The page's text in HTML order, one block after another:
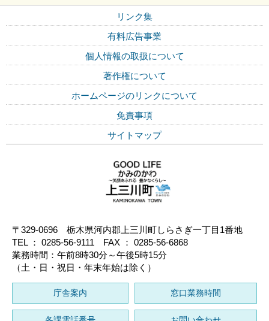
リンク集
有料広告事業
個人情報の取扱について
著作権について
ホームページのリンクについて
免責事項
サイトマップ
〒329-0696 栃木県河内郡上三川町しらさぎ一丁目1番地
TEL ： 0285-56-9111 FAX ： 0285-56-6868
業務時間：午前8時30分～午後5時15分
（土・日・祝日・年末年始は除く）
庁舎案内 窓口業務時間